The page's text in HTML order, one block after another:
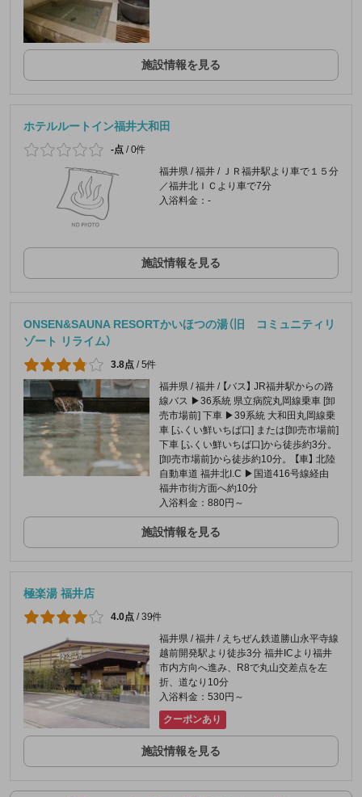
施設情報を見る
ホテルルートイン福井大和田
-点 /0件
福井県 / 福井 / ＪＲ福井駅より車で１５分
／福井北ＩＣより車で7分
入浴料金：-
施設情報を見る
ONSEN&SAUNA RESORTかいほつの湯（旧 コミュニティリ
ゾート リライム）
3.8点 /5件
福井県 / 福井 / 【バス】 JR福井駅からの路
線バス ▶36系統 県立病院丸岡線乗車 [卸
売市場前] 下車 ▶39系統 大和田丸岡線乗
車 [ふくい鮮いちば口] または[卸売市場前]
下車 [ふくい鮮いちば口]から徒歩約3分。
[卸売市場前]から徒歩約10分。 【車】 北陸
自動車道 福井北I.C ▶︎国道416号線経由
福井市街方面へ約10分
入浴料金：880円～
施設情報を見る
極楽湯 福井店
4.0点 /39件
福井県 / 福井 / えちぜん鉄道勝山永平寺線
越前開発駅より徒歩3分 福井ICより福井
市内方向へ進み、R8で丸山交差点を左
折、道なり10分
入浴料金：530円～
クーポンあり
施設情報を見る